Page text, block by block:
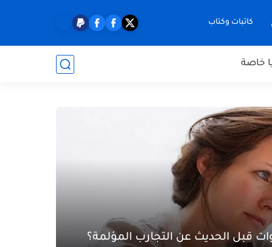
كاتبات وكتاب
خاصة
قبل الحديث عن التجارب المؤلمة؟